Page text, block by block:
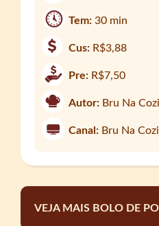
Tem:30 min
Cus: R$3,88
Pre: R$7,50
Autor: Bru Na
Canal: Bru Na
VEJA MAIS BOLO DE